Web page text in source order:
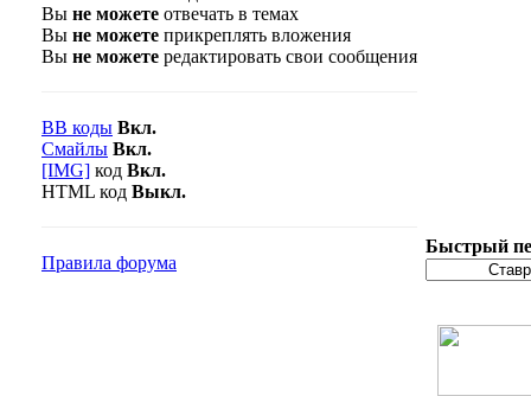
Вы не можете отвечать в темах
Вы не можете прикреплять вложения
Вы не можете редактировать свои сообщения
BB коды Вкл.
Смайлы Вкл.
[IMG] код Вкл.
HTML код Выкл.
Правила форума
Быстрый